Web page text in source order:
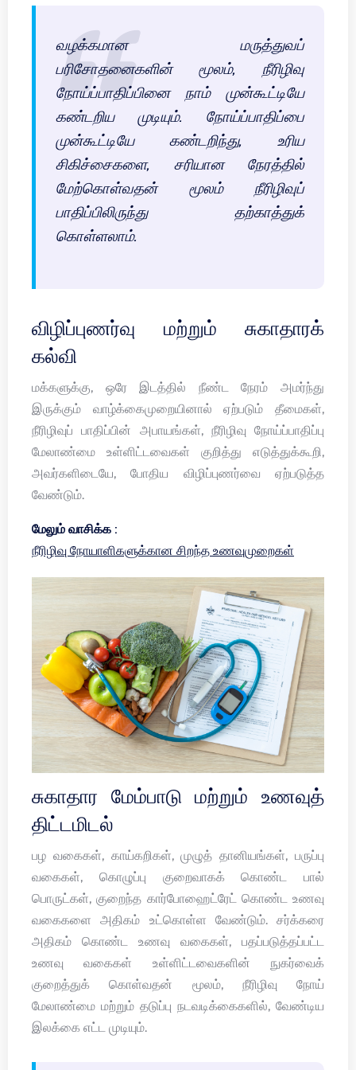
வழக்கமான மருத்துவப்
பரிசோதனைகளின் மூலம், நீரிழிவு
நோய்ப்பாதிப்பினை நாம் முன்கூட்டியே
கண்டறிய முடியும். நோய்ப்பாதிப்பை
முன்கூட்டியே கண்டறிந்து, உரிய
சிகிச்சைகளை, சரியான நேரத்தில்
மேற்கொள்வதன் மூலம் நீரிழிவுப்
பாதிப்பிலிருந்து தற்காத்துக்
கொள்ளலாம்.
விழிப்புணர்வு மற்றும் சுகாதாரக்
கல்வி
மக்களுக்கு, ஒரே இடத்தில் நீண்ட நேரம் அமர்ந்து
இருக்கும் வாழ்க்கைமுறையினால் ஏற்படும் தீமைகள்,
நீரிழிவுப் பாதிப்பின் அபாயங்கள், நீரிழிவு நோய்ப்பாதிப்பு
மேலாண்மை உள்ளிட்டவைகள் குறித்து எடுத்துக்கூறி,
அவர்களிடையே, போதிய விழிப்புணர்வை ஏற்படுத்த
வேண்டும்.
மேலும் வாசிக்க :
நீரிழிவு நோயாளிகளுக்கான சிறந்த உணவுமுறைகள்
சுகாதார மேம்பாடு மற்றும் உணவுத்
திட்டமிடல்
பழ வகைகள், காய்கறிகள், முழுத் தானியங்கள், பருப்பு
வகைகள், கொழுப்பு குறைவாகக் கொண்ட பால்
பொருட்கள், குறைந்த கார்போஹைட்ரேட் கொண்ட உணவு
வகைகளை அதிகம் உட்கொள்ள வேண்டும். சர்க்கரை
அதிகம் கொண்ட உணவு வகைகள், பதப்படுத்தப்பட்ட
உணவு வகைகள் உள்ளிட்டவைகளின் நுகர்வைக்
குறைத்துக் கொள்வதன் மூலம், நீரிழிவு நோய்
மேலாண்மை மற்றும் தடுப்பு நடவடிக்கைகளில், வேண்டிய
இலக்கை எட்ட முடியும்.